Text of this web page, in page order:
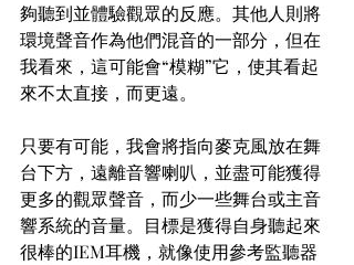
夠聽到並體驗觀眾的反應。其他人則將
環境聲音作為他們混音的一部分，但在
我看來，這可能會“模糊”它，使其看起
來不太直接，而更遠。
只要有可能，我會將指向麥克風放在舞
台下方，遠離音響喇叭，並盡可能獲得
更多的觀眾聲音，而少一些舞台或主音
響系統的音量。目標是獲得自身聽起來
很棒的IEM耳機，就像使用參考監聽器